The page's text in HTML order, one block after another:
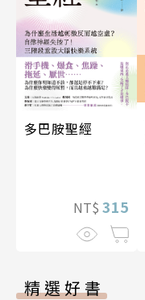
多巴胺聖經
NT$ 315
精選好書